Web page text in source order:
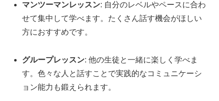
マンツーマンレッスン: 自分のレベルやペースに合わ
せて集中して学べます。たくさん話す機会がほしい
方におすすめです。
グループレッスン: 他の生徒と一緒に楽しく学べま
す。色々な人と話すことで実践的なコミュニケーシ
ョン能力も鍛えられます。